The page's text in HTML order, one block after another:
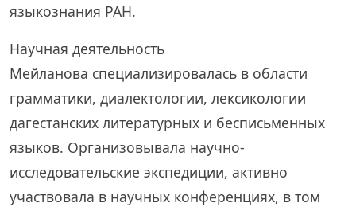
языкознания РАН.
Научная деятельность
Мейланова специализировалась в области
грамматики, диалектологии, лексикологии
дагестанских литературных и бесписьменных
языков. Организовывала научно-
исследовательские экспедиции, активно
участвовала в научных конференциях, в том